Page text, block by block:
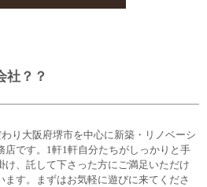
社？？
り大阪府堺市を中心に新築・リノベーシ
店です。1軒1軒自分たちがしっかりと手
け、託して下さった方にご満足いただけ
す。まずはお気軽に遊びに来てくださ